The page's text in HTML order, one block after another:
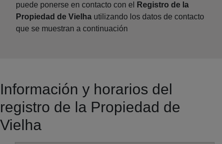
puede ponerse en contacto con el
Registro de la
Propiedad de Vielha utilizando los datos de contacto
que se muestran a continuación
Información y horarios del
registro de la Propiedad de
Vielha